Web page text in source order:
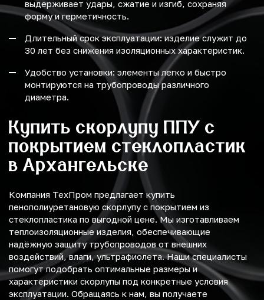
выдерживает удары, сжатие и изгиб, сохраняя
форму и герметичность.
Длительный срок эксплуатации: изделие служит до
30 лет без снижения изоляционных характеристик.
Удобство установки: элементы легко и быстро
монтируются на трубопроводы различного
диаметра.
Купить скорлупу ППУ с
покрытием стеклопластик
в Архангельске
Компания ТехПром предлагает купить
пенополиуретановую скорлупу с покрытием из
стеклопластика по выгодной цене. Мы изготавливаем
теплоизоляционные изделия, обеспечивающие
надёжную защиту трубопроводов от внешних
воздействий, влаги, ультрафиолета. Наши специалисты
помогут подобрать оптимальные размеры и
характеристики скорлупы под конкретные условия
эксплуатации. Обращаясь к нам, вы получаете